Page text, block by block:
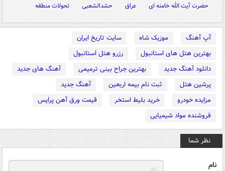
حضرت آیت الله خامنه ای عراق حشدالشعبی تحولات منطقه
آپ آهنگ موزیک شاه
سایت تاریخ ایران
بهترین هتل های استانبول
رزرو هتل استانبول
دانلود آهنگ جدید
بهترین جراح بینی ترمیمی
آهنگ های جدید
پرشین هتل
ثبت نام بیمه اربعین
آهنگ جدید
مزایده خودرو
خرید بلیط استخر
قیمت ورق آهن پرایس
فروشنده مواد شیمیایی
نظر شما
نام